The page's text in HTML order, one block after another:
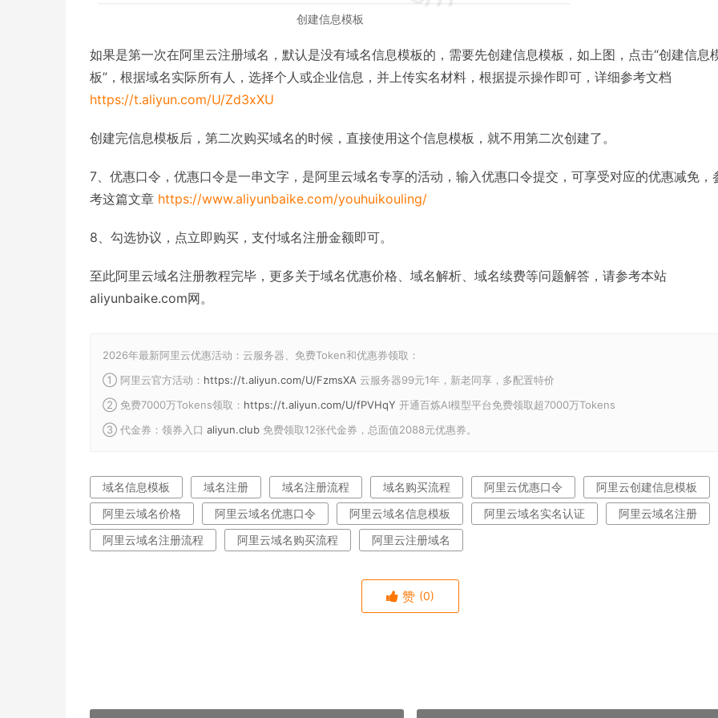
创建信息模板
如果是第一次在阿里云注册域名，默认是没有域名信息模板的，需要先创建信息模板，如上图，点击“创建信息
板”，根据域名实际所有人，选择个人或企业信息，并上传实名材料，根据提示操作即可，详细参考文档
https://t.aliyun.com/U/Zd3xXU
创建完信息模板后，第二次购买域名的时候，直接使用这个信息模板，就不用第二次创建了。
7、优惠口令，优惠口令是一串文字，是阿里云域名专享的活动，输入优惠口令提交，可享受对应的优惠减免，
考这篇文章 https://www.aliyunbaike.com/youhuikouling/
8、勾选协议，点立即购买，支付域名注册金额即可。
至此阿里云域名注册教程完毕，更多关于域名优惠价格、域名解析、域名续费等问题解答，请参考本站
aliyunbaike.com网。
2026年最新阿里云优惠活动：云服务器、免费Token和优惠券领取：
① 阿里云官方活动： https://t.aliyun.com/U/FzmsXA 云服务器99元1年，新老同享，多配置特价
② 免费7000万Tokens领取： https://t.aliyun.com/U/fPVHqY 开通百炼AI模型平台免费领取超7000万Tokens
③ 代金券：领券入口 aliyun.club 免费领取12张代金券，总面值2088元优惠券。
域名信息模板 域名注册 域名注册流程 域名购买流程 阿里云优惠口令
阿里云创建信息模板
阿里云域名价格
阿里云域名优惠口令 阿里云域名信息模板 阿里云域名实名认证
阿里云域名注册
阿里云域名注册流程
阿里云域名购买流程 阿里云注册域名
赞 (0)